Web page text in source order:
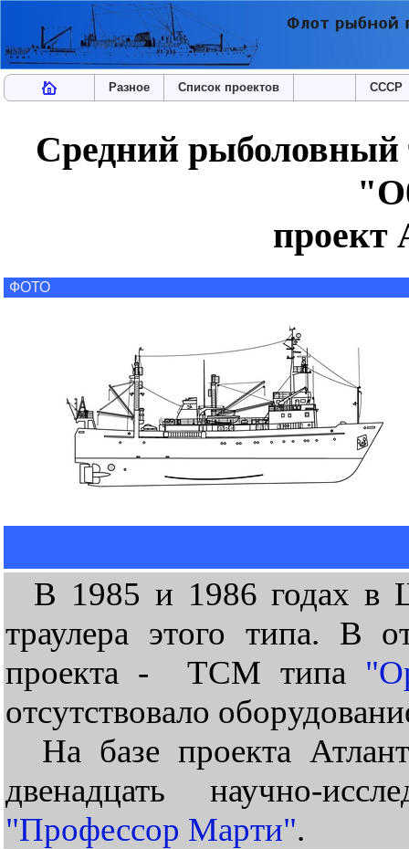
Разное Список проектов СССР
Средний рыболовный
проект
ФОТО
В 1985 и 1986 годах в
траулера этого типа. В
проекта - ТСМ типа
отсутствовало
На базе проекта
двенадцать научно-
"Профессор Марти".